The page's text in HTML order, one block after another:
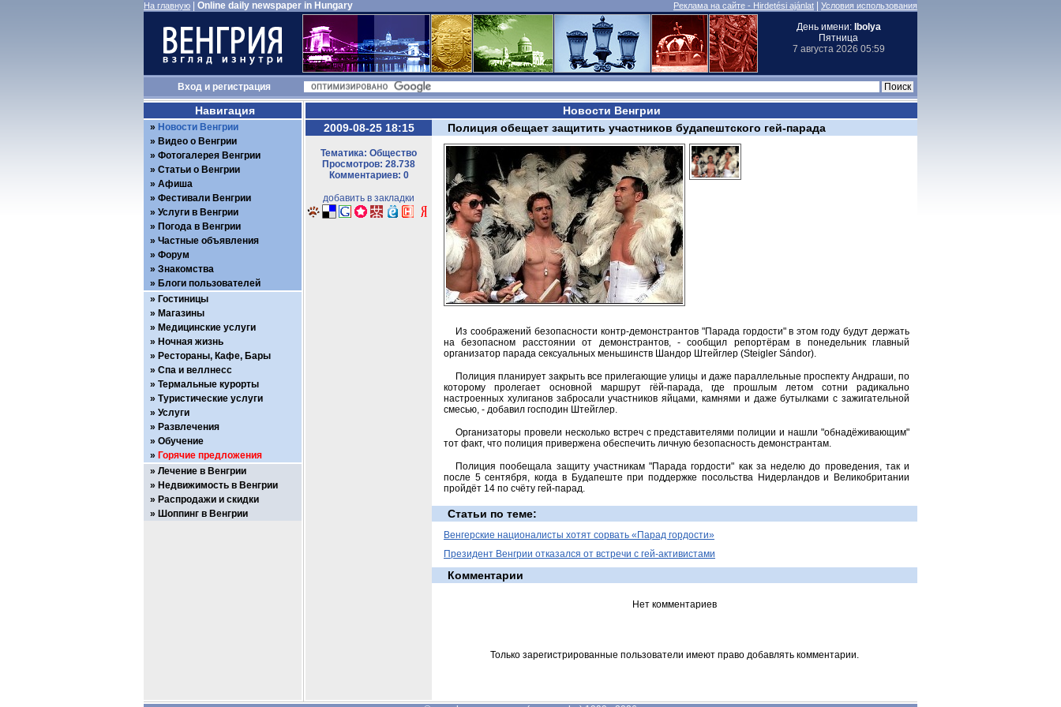
На главную Online daily newspaper in Hungary Реклама на сайте - Hirdetési ajánlat Условия использования
День имени: Ibolya
Пятница
7 августа 2026 05:59
Входи регистрация
Новости Венгрии
2009-08-25 18:15
Тематика: Общество
Просмотров: 28.738
Комментариев: 0
добавить в закладки
Полиция обещает защитить участников будапештского гей-парада
Из соображений безопасности контр-демонстрантов "Парада гордости" в этом году будут держать
на безопасном расстоянии от демонстрантов, - сообщил репортёрам в понедельник главный
организатор парада сексуальных меньшинств Шандор Штейглер (Steigler Sándor).
Полиция планирует закрыть все прилегающие улицы и даже параллельные проспекту Андраши, по
которому пролегает основной маршрут гёй-парада, где прошлым летом сотни радикально
настроенных хулиганов забросали участников яйцами, камнями и даже бутылками с зажигательной
смесью, - добавил господин Штейглер.
Организаторы провели несколько встреч с представителями полиции и нашли "обнадёживающим"
тот факт, что полиция привержена обеспечить личную безопасность демонстрантам.
Полиция пообещала защиту участникам "Парада гордости" как за неделю до проведения, так и
после 5 сентября, когда в Будапеште при поддержке посольства Нидерландов и Великобритании
пройдёт 14 по счёту гей-парад.
Статьи по теме:
Венгерские националисты хотят сорвать «Парад гордости»
Президент Венгрии отказался от встречи с гей-активистами
Комментарии
Нет комментариев
Только зарегистрированные пользователи имеют право добавлять комментарии.
Навигация
Новости Венгрии
Видео о Венгрии
Фотогалерея Венгрии
Статьи о Венгрии
Афиша
Фестивали Венгрии
Услуги в Венгрии
Погода в Венгрии
Частные объявления
Форум
Знакомства
Блоги пользователей
Гостиницы
Магазины
Медицинские услуги
Ночная жизнь
Рестораны, Кафе, Бары
Спа и веллнесс
Термальные курорты
Туристические услуги
Услуги
Развлечения
Обучение
Горячие предложения
Лечение в Венгрии
Недвижимость в Венгрии
Распродажи и скидки
Шоппинг в Венгрии